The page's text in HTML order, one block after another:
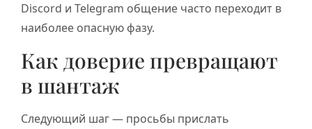
Discord и Telegram общение часто переходит в
наиболее опасную фазу.
Как доверие превращают
в шантаж
Следующий шаг — просьбы прислать